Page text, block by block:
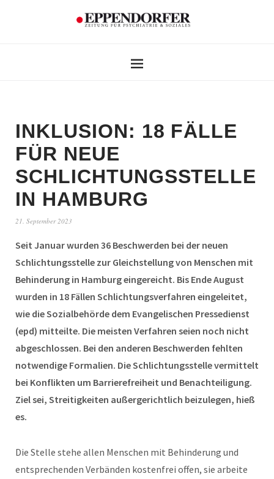
INKLUSION: 18 FÄLLE
FÜR NEUE
SCHLICHTUNGSSTELLE
IN HAMBURG
21. September 2023
Seit Januar wurden 36 Beschwerden bei der neuen
Schlichtungsstelle zur Gleichstellung von Menschen mit
Behinderung in Hamburg eingereicht. Bis Ende August
wurden in 18 Fällen Schlichtungsverfahren eingeleitet,
wie die Sozialbehörde dem Evangelischen Pressedienst
(epd) mitteilte. Die meisten Verfahren seien noch nicht
abgeschlossen. Bei den anderen Beschwerden fehlten
notwendige Formalien. Die Schlichtungsstelle vermittelt
bei Konflikten um Barrierefreiheit und Benachteiligung.
Ziel sei, Streitigkeiten außergerichtlich beizulegen, hieß
es.
Die Stelle stehe allen Menschen mit Behinderung und
entsprechenden Verbänden kostenfrei offen, sie arbeite